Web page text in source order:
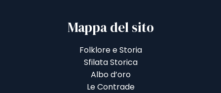
Mappa del sito
Folklore e Storia
Sfilata Storica
Albo d’oro
Le Contrade